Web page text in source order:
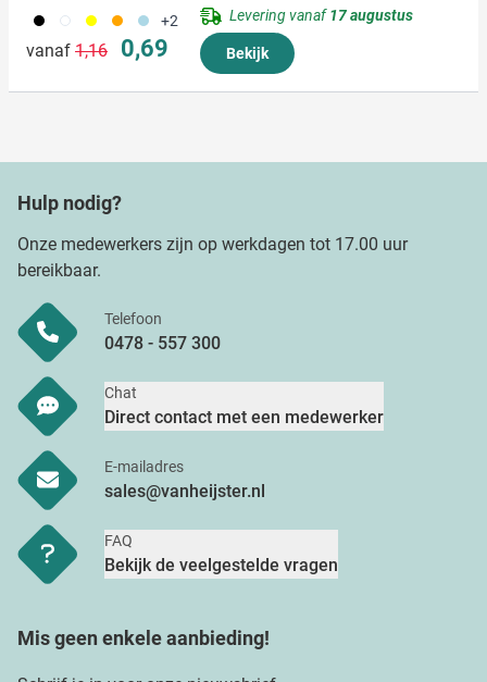
partners kunnen deze gegevens combineren met andere
informatie die u aan ze heeft verstrekt of die ze hebben
verzameld op basis van uw gebruik van hun services.
001 002 006 007 018 +2
vanaf Normale prijs
1,16 Speciale prijs
0,69
Levering vanaf17 augustus
Bekijk
Hulp nodig?
Onze medewerkers zijn op werkdagen tot 17.00 uur
bereikbaar.
Telefoon
0478 - 557 300
Chat
Direct contact met een medewerker
E-mailadres
sales@vanheijster.nl
FAQ
Bekijk de veelgestelde vragen
Mis geen enkele aanbieding!